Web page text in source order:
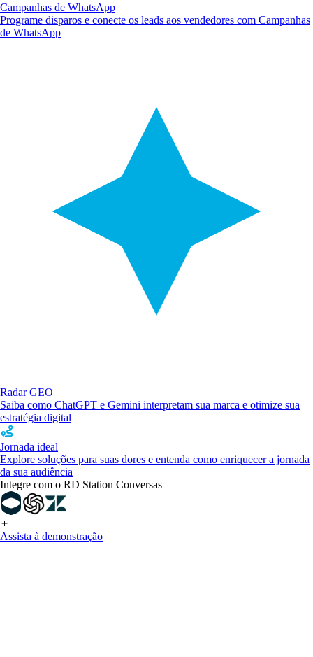
Campanhas de WhatsApp
Programe disparos e conecte os leads aos vendedores com Campanhas
de WhatsApp
Radar GEO
Saiba como ChatGPT e Gemini interpretam sua marca e otimize sua
estratégia digital
Jornada ideal
Explore soluções para suas dores e entenda como enriquecer a jornada
da sua audiência
Integre com o RD Station Conversas
Assista à demonstração